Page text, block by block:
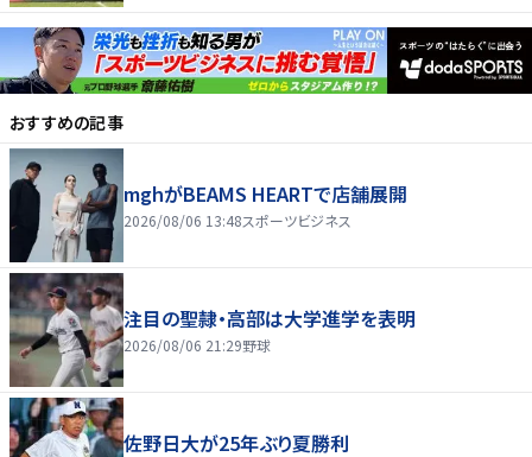
おすすめの記事
mghがBEAMS HEARTで店舗展開
2026/08/06 13:48スポーツビジネス
注目の聖隷・高部は大学進学を表明
2026/08/06 21:29野球
佐野日大が25年ぶり夏勝利